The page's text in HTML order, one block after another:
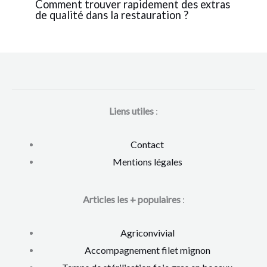
Comment trouver rapidement des extras
de qualité dans la restauration ?
Liens utiles :
Contact
Mentions légales
Articles les + populaires:
Agriconvivial
Accompagnement filet mignon